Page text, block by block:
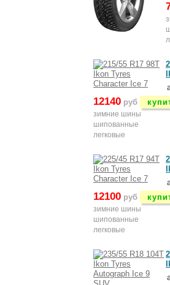
12140 руб
зимние шины
шипованные
легковые
12100 руб
зимние шины
шипованные
легковые